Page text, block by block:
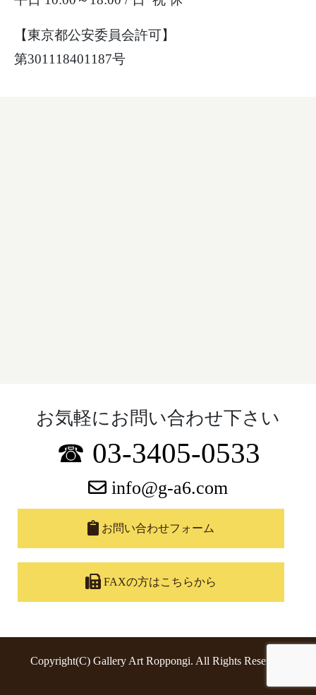
【東京都公安委員会許可】
第301118401187号
お気軽にお問い合わせ下さい
☎ 03-3405-0533
info@g-a6.com
お問い合わせフォーム
FAXの方はこちらから
Copyright(C) Gallery Art Roppongi. All Rights Reserved